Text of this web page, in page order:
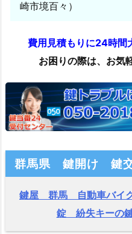
崎市境百々）
費用見積もりに24時間
お困りの際は、お気
群馬県 鍵開け 鍵
鍵屋 群馬 自動車バイク
錠 紛失キーの